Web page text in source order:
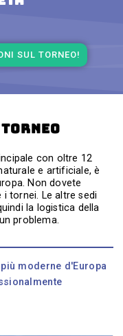
SUL TORNEO!
con oltre 12
e artificiale, è
Non dovete
tornei. Le altre sedi
la logistica della
problema.
moderne d'Europa